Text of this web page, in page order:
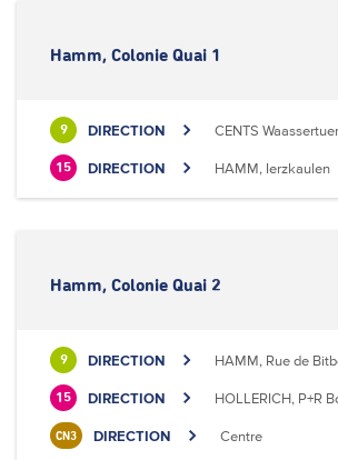
Hamm, Colonie Quai 1
9 DIRECTION CENTS
15 DIRECTION HAMM, Ierzkaulen
Hamm, Colonie Quai 2
9 DIRECTION HAMM, Rue de
15 DIRECTION HOLLERICH, P+R
CN3 DIRECTION Centre